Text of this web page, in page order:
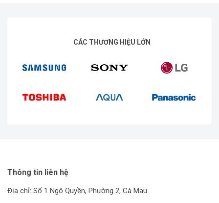
CÁC THƯƠNG HIỆU LỚN
Thông tin liên hệ
Địa chỉ: Số 1 Ngô Quyền, Phường 2, Cà Mau